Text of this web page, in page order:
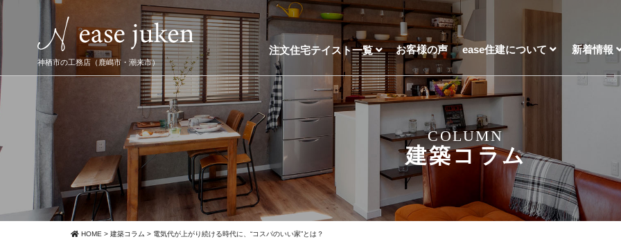
神栖市の工務店（鹿嶋市・潮来市）
注文住宅テイスト一覧 お客様の声 ease住建について 新着情報
COLUMN
建築コラム
HOME > 建築コラム > 電気代が上がり続ける時代に、“コスパのいい家”とは？